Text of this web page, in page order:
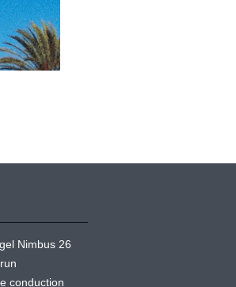
Nimbus 26
conduction